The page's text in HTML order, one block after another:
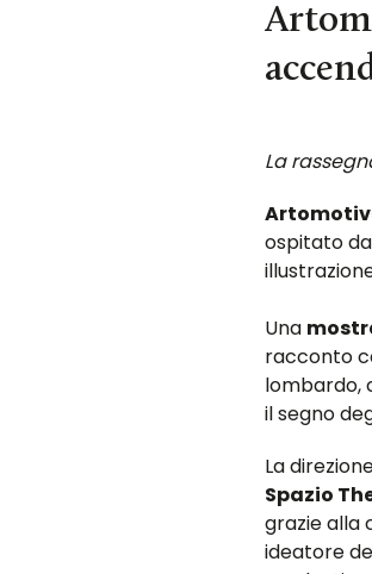
La
ospitato da
Una
racconto
lombardo,
il segno
La
Spazio
grazie alla
ideatore